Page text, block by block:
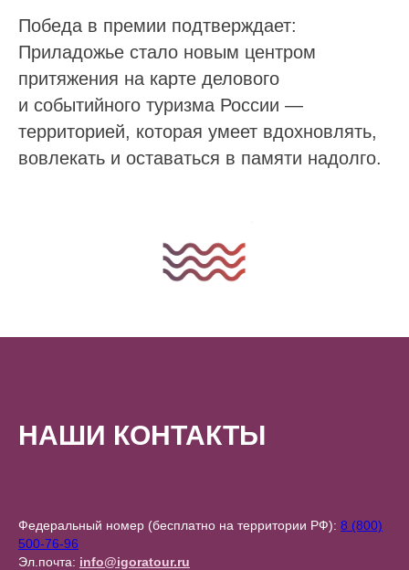
Победа в премии подтверждает:
Приладожье стало новым центром
притяжения на карте делового
и событийного туризма России —
территорией, которая умеет вдохновлять,
вовлекать и оставаться в памяти надолго.
НАШИ КОНТАКТЫ
Федеральный номер (бесплатно на территории РФ): 8 (800)
500-76-96
Эл.почта: info@igoratour.ru